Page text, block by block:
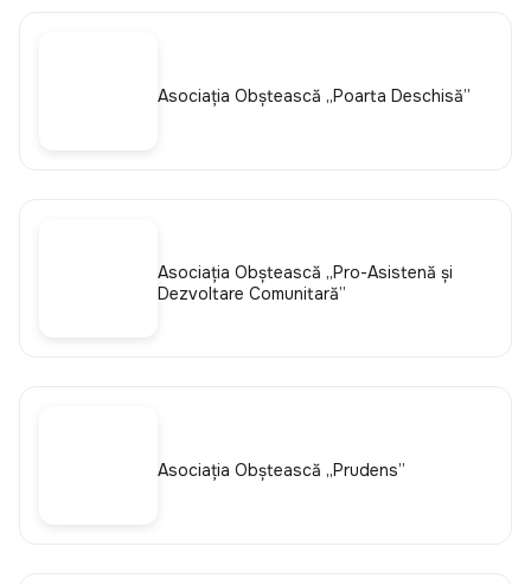
Asociația Obștească „Poarta Deschisă”
Asociația Obștească „Pro-Asistență și
Dezvoltare Comunitară”
Asociația Obștească „Prudens”